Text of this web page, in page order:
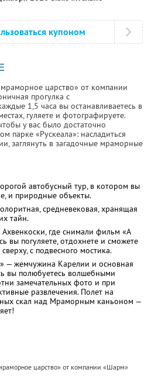
купоном
царство» от компании
прогулка с
1,5 часа вы останавливаетесь в
гуляете и фотографируете.
у вас было достаточно
парке «Рускеала»: насладиться
заглянуть в загадочные мраморные
автобусный тур, в котором вы
и природные объекты.
средневековая, хранящая
тайн.
где снимали фильм «А
вы погуляете, отдохнете и сможете
с подвесного мостика.
— жемчужина Карелии и основная
вы полюбуетесь волшебными
замечательных фото и при
развлечения. Полет на
скал над Мраморным каньоном —
царство» от компании «Шарм»